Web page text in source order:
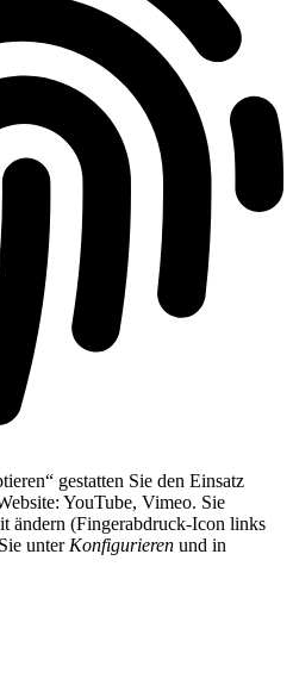
gestatten Sie den Einsatz
YouTube, Vimeo. Sie
ändern (Fingerabdruck-Icon links
unter Konfigurieren und in